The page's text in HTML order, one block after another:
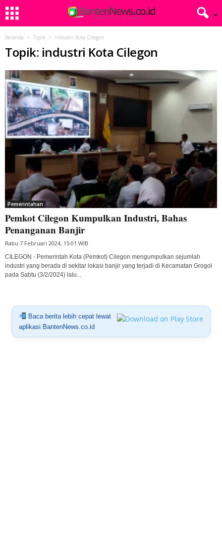
Beranda Topik Industri Kota Cilegon
Topik: industri Kota Cilegon
Pemerintahan
Pemkot Cilegon Kumpulkan Industri, Bahas
Penanganan Banjir
Rabu 7 Februari 2024, 15:01 WIB
CILEGON - Pemerintah Kota (Pemkot) Cilegon mengumpulkan sejumlah
industri yang berada di sekitar lokasi banjir yang terjadi di Kecamatan Grogol
pada Sabtu (3/2/2024) lalu...
Baca berita lebih cepat lewat
aplikasi BantenNews.co.id